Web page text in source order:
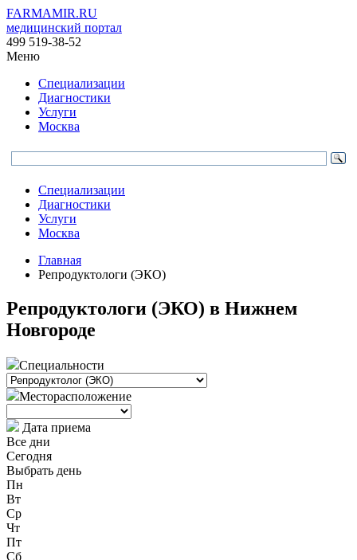
FARMAMIR.RU
медицинский портал
499 519-38-52
Меню
Специализации
Диагностики
Услуги
Москва
Специализации
Диагностики
Услуги
Москва
Главная
Репродуктологи (ЭКО)
Репродуктологи (ЭКО) в Нижнем
Новгороде
Специальности
Месторасположение
Дата приема
Все дни
Сегодня
Выбрать день
Пн
Вт
Ср
Чт
Пт
Сб